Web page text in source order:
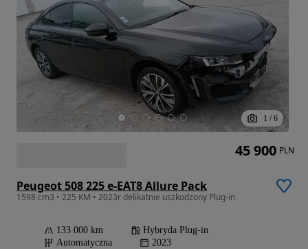
1 / 6
Peugeot 508 225 e-EAT8 Allure Pack
1598 cm3 • 225 KM • 2023r delikatnie uszkodzony Plug-in
133 000 km
Hybryda Plug-in
Automatyczna
2023
45 900 PLN